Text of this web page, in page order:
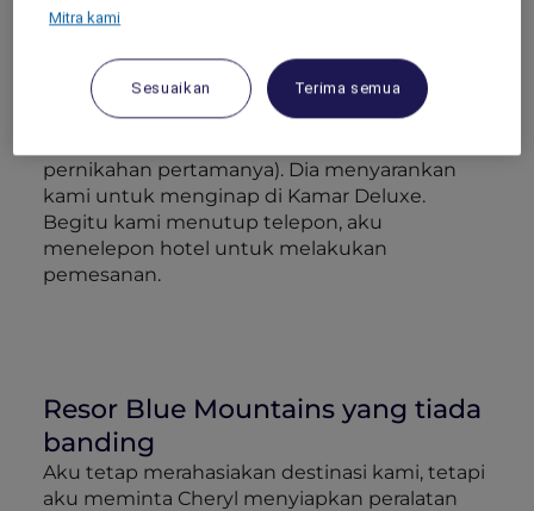
merayakan pernikahan di Blue Mountains. Dia
Spa Blue Mountains, itu tempat sempurna
untuk liburan romantis di dekat Sydney (dia
sudah memesan sebuah kamar untuk ulang
pernikahan pertamanya). Dia menyarankan
kami untuk menginap di Kamar Deluxe.
Begitu kami menutup telepon, aku
menelepon hotel untuk melakukan
pemesanan.
Resor Blue Mountains yang tiada
banding
Aku tetap merahasiakan destinasi kami, tetapi
aku meminta Cheryl menyiapkan peralatan
Mitra kami
Sesuaikan Terima semua